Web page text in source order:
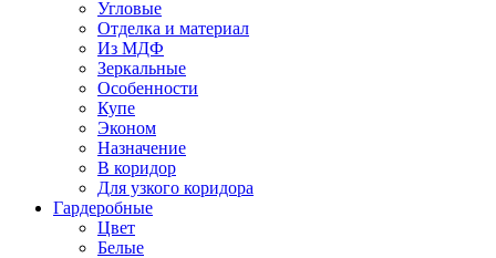
Угловые
Отделка и материал
Из МДФ
Зеркальные
Особенности
Купе
Эконом
Назначение
В коридор
Для узкого коридора
Гардеробные
Цвет
Белые